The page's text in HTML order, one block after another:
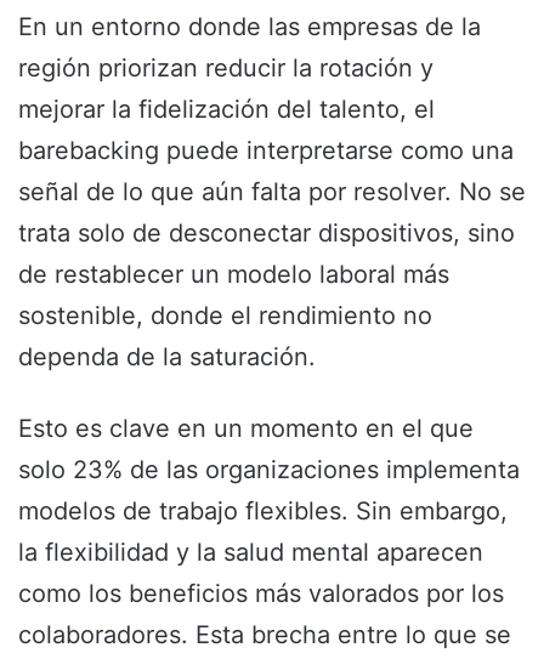
En un entorno donde las empresas de la
región priorizan reducir la rotación y
mejorar la fidelización del talento, el
barebacking puede interpretarse como una
señal de lo que aún falta por resolver. No se
trata solo de desconectar dispositivos, sino
de restablecer un modelo laboral más
sostenible, donde el rendimiento no
dependa de la saturación.
Esto es clave en un momento en el que
solo 23% de las organizaciones implementa
modelos de trabajo flexibles. Sin embargo,
la flexibilidad y la salud mental aparecen
como los beneficios más valorados por los
colaboradores. Esta brecha entre lo que se